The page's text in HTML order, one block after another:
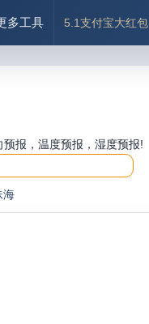
多工具 5.1支付宝大红包
报，温度预报，湿度预报!
海